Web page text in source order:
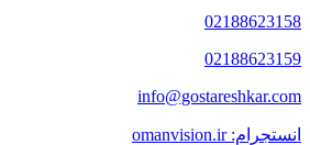
02188623158
02188623159
info@gostareshkar.com
انستجرام: omanvision.ir